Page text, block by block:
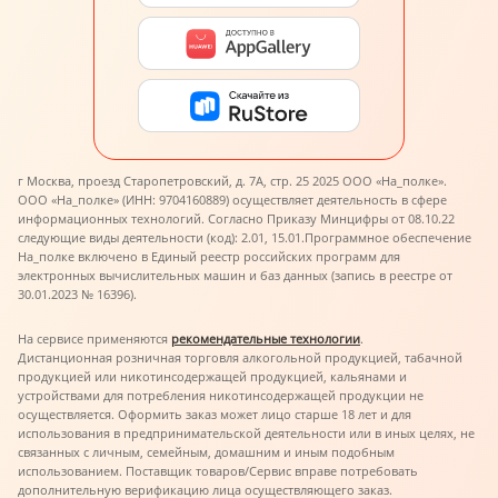
г Москва, проезд Старопетровский, д. 7А, стр. 25 2025 ООО «На_полке».
ООО «На_полке» (ИНН: 9704160889) осуществляет деятельность в сфере
информационных технологий. Согласно Приказу Минцифры от 08.10.22
следующие виды деятельности (код): 2.01, 15.01.Программное обеспечение
На_полке включено в Единый реестр российских программ для
электронных вычислительных машин и баз данных (запись в реестре от
30.01.2023 № 16396).
На сервисе применяются рекомендательные технологии.
Дистанционная розничная торговля алкогольной продукцией, табачной
продукцией или никотинсодержащей продукцией, кальянами и
устройствами для потребления никотинсодержащей продукции не
осуществляется. Оформить заказ может лицо старше 18 лет и для
использования в предпринимательской деятельности или в иных целях, не
связанных с личным, семейным, домашним и иным подобным
использованием. Поставщик товаров/Сервис вправе потребовать
дополнительную верификацию лица осуществляющего заказ.